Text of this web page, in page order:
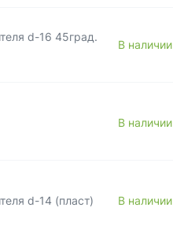
d-16 45град.
В наличии
В наличии
d-14 (пласт) В наличии